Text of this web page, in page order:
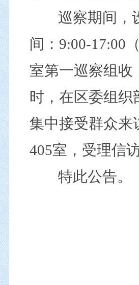
巡察期间，
间： 9:00-17:00
室第一巡察组收
时，在区委组织
集中接受群众来
405室，受理信
特此公告。